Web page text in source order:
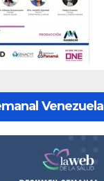
Venezuela